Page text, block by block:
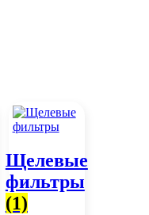
Щелевые
фильтры
(1)